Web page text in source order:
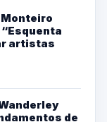
artistas
de